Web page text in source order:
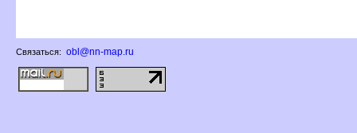
Связаться: obl@nn-map.ru